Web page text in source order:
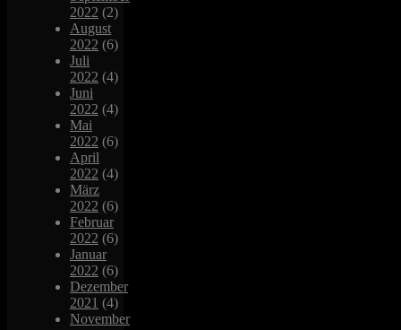
2022 (2)
August
2022 (6)
Juli
2022 (4)
Juni
2022 (4)
Mai
2022 (6)
April
2022 (4)
März
2022 (6)
Februar
2022 (6)
Januar
2022 (6)
Dezember
2021 (4)
November